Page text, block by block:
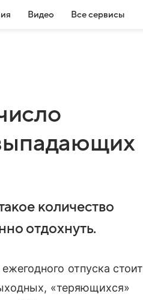
Видео Все сервисы
количество
отдохнуть.
отпуска стоит
«теряющихся»